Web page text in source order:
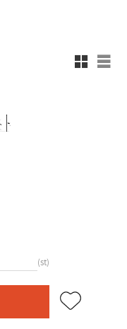
st
Lägg till i